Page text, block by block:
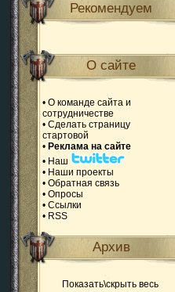
Рекомендуем
О сайте
• О команде сайта и
сотрудничестве
• Сделать страницу
стартовой
• Реклама на сайте
• Наш
• Наши проекты
• Обратная связь
• Опросы
• Ссылки
• RSS
Архив
Показать\скрыть весь